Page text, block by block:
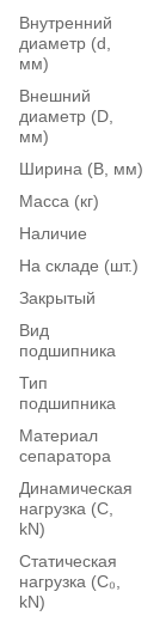
Внутренний
диаметр (d,
мм)
Внешний
диаметр (D,
мм)
Ширина (B, мм)
Масса (кг)
Наличие
На складе (шт.)
Закрытый
Вид
подшипника
Тип
подшипника
Материал
сепаратора
Динамическая
нагрузка (С,
kN)
Статическая
нагрузка (С₀,
kN)